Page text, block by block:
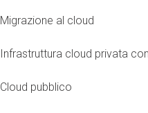
Migrazione al cloud
Infrastruttura cloud privata
Cloud pubblico